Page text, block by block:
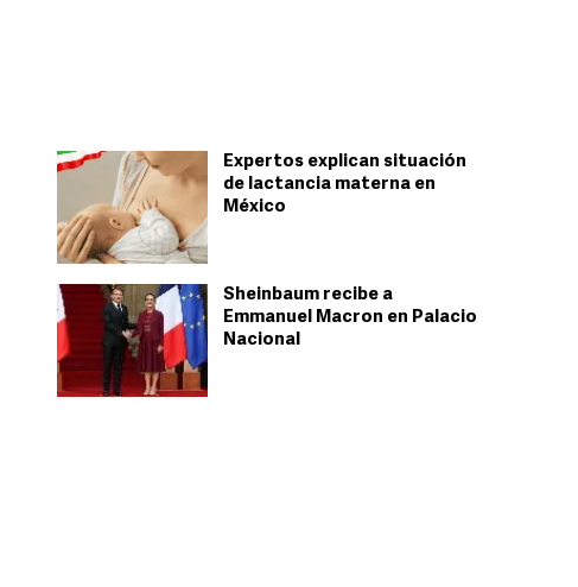
Expertos explican situación
de lactancia materna en
México
Sheinbaum recibe a
Emmanuel Macron en Palacio
Nacional